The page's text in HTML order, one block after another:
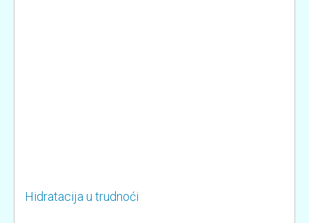
Hidratacija u trudnoći